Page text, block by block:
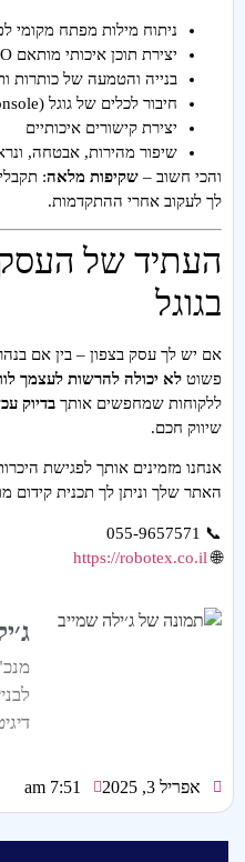
ניתוח מילות מפתח מקומי
יצירת תוכן איכותי מותאם SEO (כמו המאמר הזה)
בנייה והטמעה של כותרות
חיבור לכלים של גוגל (Analytics, Search Console)
יצירת קישורים איכותיים
שיפור מהירות, אבטחה,
והכי חשוב – שקיפות מלאה:
לך לעקוב אחרי ההתקדמות.
העתיד של
בגוגל
אם יש לך עסק בצפון – בין אם
פשוט לא יכולה להרשות לעצמך
ללקוחות שמחפשים אותך בדיוק
שיווק חכם.
אנחנו מזמינים אותך לפגישת
האתר שלך וניתן לך תכנית קידום
📞 055-9657571
🌐
https://robotex.co.il
אפריל 3, 2025 7:51 am